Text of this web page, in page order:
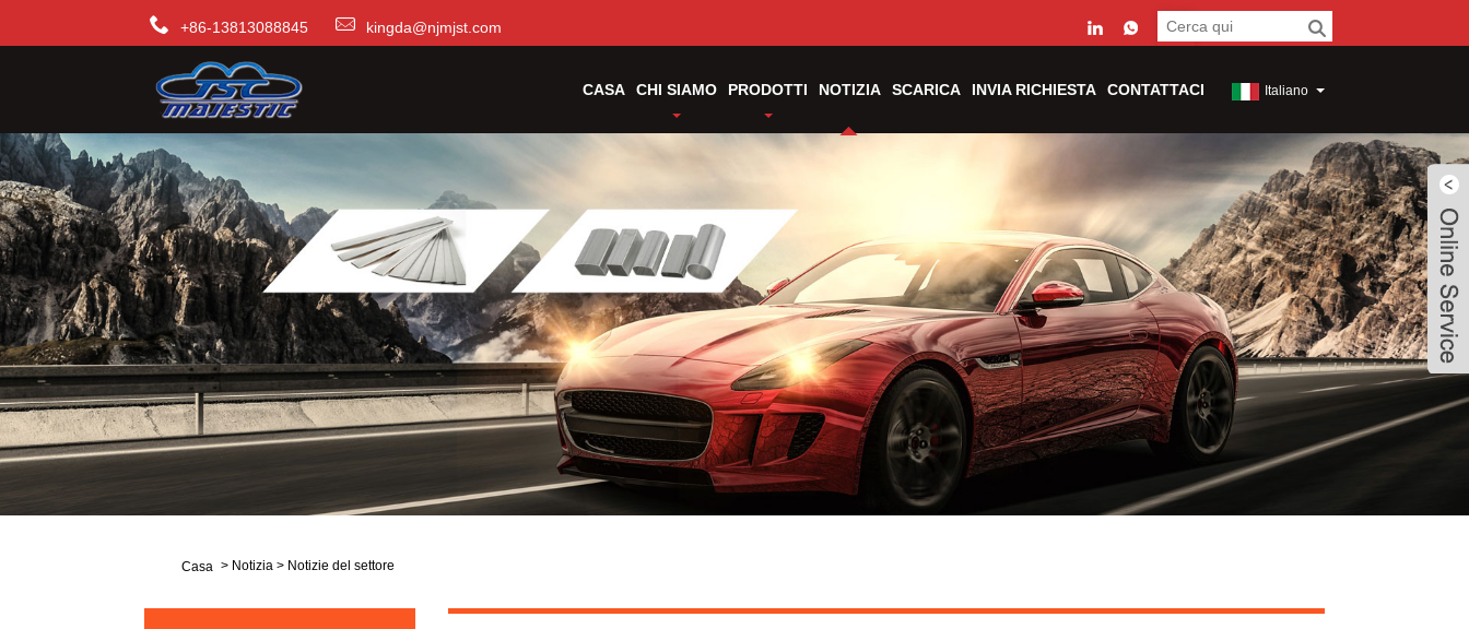
+86-13813088845 kingda@njmjst.com
CASA CHI SIAMO PRODOTTI NOTIZIA SCARICA INVIA RICHIESTA CONTATTACI Italiano
Casa > Notizia > Notizie del settore